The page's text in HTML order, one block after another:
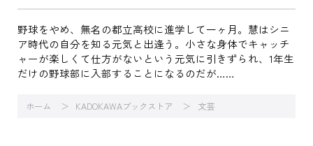
野球をやめ、無名の都立高校に進学して一ヶ月。慧はシニ
ア時代の自分を知る元気と出逢う。小さな身体でキャッチ
ャーが楽しくて仕方がないという元気に引きずられ、1年生
だけの野球部に入部することになるのだが……
ホーム KADOKAWAブックストア 文芸